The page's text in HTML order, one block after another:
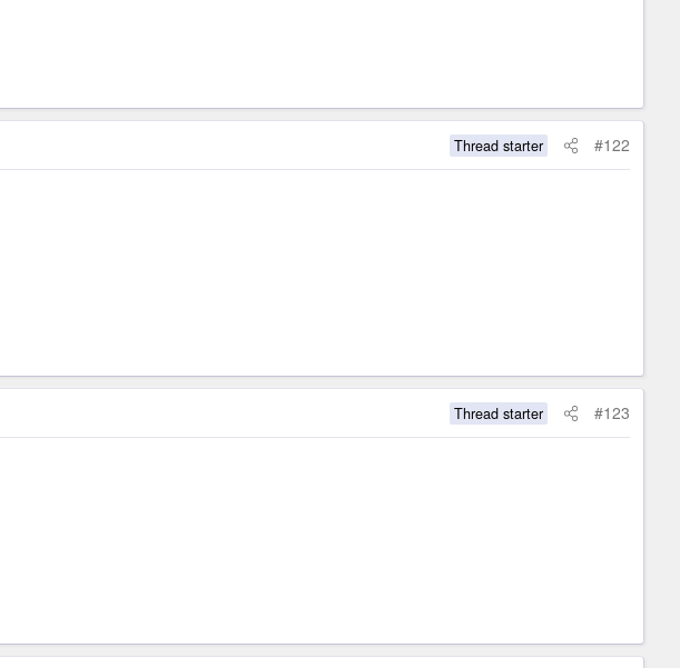
Thread starter #122
Thread starter #123